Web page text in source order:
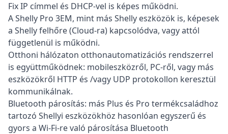
Fix IP címmel és DHCP-vel is képes működni.
A Shelly Pro 3EM, mint más Shelly eszközök is, képesek
a Shelly felhőre (Cloud-ra) kapcsolódva, vagy attól
függetlenül is működni.
Otthoni hálózaton otthonautomatizációs rendszerrel
is együttműködnek: mobileszközről, PC-ről, vagy más
eszközökről HTTP és /vagy UDP protokollon keresztül
kommunikálnak.
Bluetooth párosítás: más Plus és Pro termékcsaládhoz
tartozó Shellyi eszközökhöz hasonlóan egyszerű és
gyors a Wi-Fi-re való párosítása Bluetooth